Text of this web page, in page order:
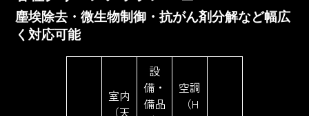
塵埃除去・微生物制御・抗がん剤分解など幅広
く対応可能
室内
（天
設
備・
備品
空調
（H